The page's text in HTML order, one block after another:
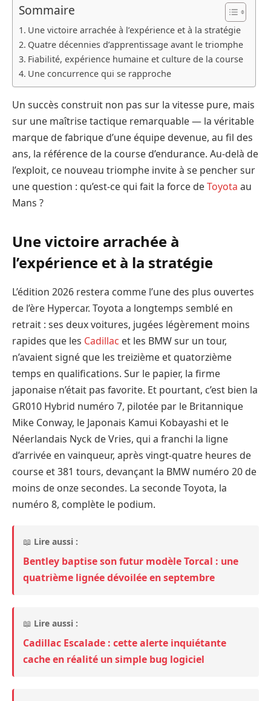
Sommaire
Une victoire arrachée à l’expérience et à la stratégie
Quatre décennies d’apprentissage avant le triomphe
Fiabilité, expérience humaine et culture de la course
Une concurrence qui se rapproche
Un succès construit non pas sur la vitesse pure, mais
sur une maîtrise tactique remarquable — la véritable
marque de fabrique d’une équipe devenue, au fil des
ans, la référence de la course d’endurance. Au-delà de
l’exploit, ce nouveau triomphe invite à se pencher sur
une question : qu’est-ce qui fait la force deToyota au
Mans ?
Une victoire arrachée à
l’expérience et à la stratégie
L’édition 2026 restera comme l’une des plus ouvertes
de l’ère Hypercar. Toyota a longtemps semblé en
retrait : ses deux voitures, jugées légèrement moins
rapides que les Cadillac et les BMW sur un tour,
n’avaient signé que les treizième et quatorzième
temps en qualifications. Sur le papier, la firme
japonaise n’était pas favorite. Et pourtant, c’est bien la
GR010 Hybrid numéro 7, pilotée par le Britannique
Mike Conway, le Japonais Kamui Kobayashi et le
Néerlandais Nyck de Vries, qui a franchi la ligne
d’arrivée en vainqueur, après vingt-quatre heures de
course et 381 tours, devançant la BMW numéro 20 de
moins de onze secondes. La seconde Toyota, la
numéro 8, complète le podium.
📖 Lire aussi :
Bentley baptise son futur modèle Torcal : une
quatrième lignée dévoilée en septembre
📖 Lire aussi :
Cadillac Escalade : cette alerte inquiétante
cache en réalité un simple bug logiciel